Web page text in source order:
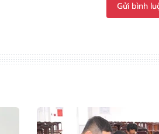
Gửi bình